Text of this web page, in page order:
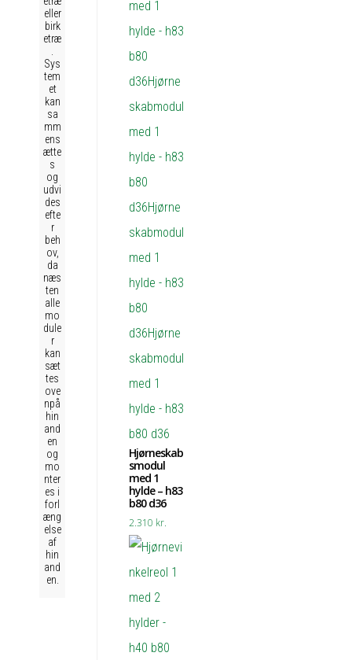
Hjørneskab
smodul
med 1
hylde – h83
b80 d36
2.310 kr.
eller
birk
etræ
Sys
tem
et
kan
sa
mm
ens
ætte
s
og
udvi
des
efte
r
beh
ov,
da
næs
ten
alle
mo
dule
r
kan
sæt
tes
ove
npå
hin
and
en
og
mo
nter
es i
forl
æng
else
af
hin
and
en.